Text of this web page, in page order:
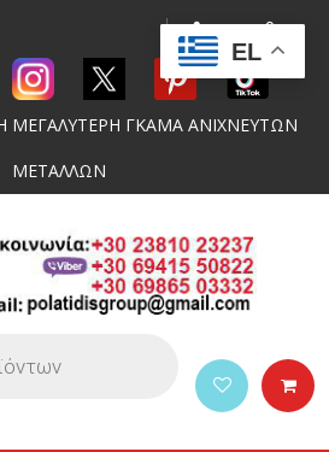
ΓΚΑΜΑ ΑΝΙΧΝΕΥΤΩΝ
ΜΕΤΑΛΛΩΝ
EL